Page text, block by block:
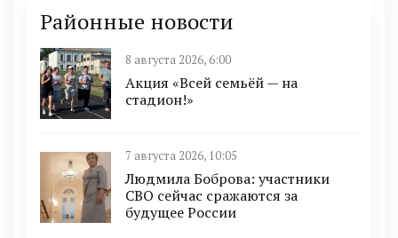
Районные новости
8 августа 2026, 6:00
Акция «Всей семьёй — на
стадион!»
7 августа 2026, 10:05
Людмила Боброва: участники
СВО сейчас сражаются за
будущее России